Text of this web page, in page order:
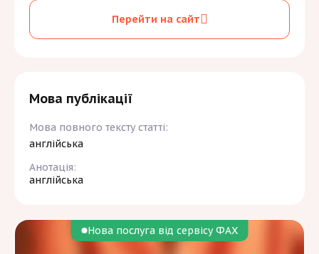
Перейти на сайт
Мова публікації
Мова повного тексту статті:
англійська
Анотація:
англійська
Нова послуга від сервісу ФАХ